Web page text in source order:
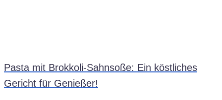
Pasta mit Brokkoli-Sahnsoße: Ein köstliches
Gericht für Genießer!